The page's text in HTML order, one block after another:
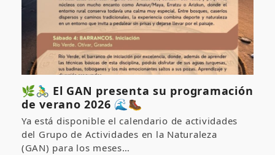
🌿🚴‍♂️ El GAN presenta su programación
de verano 2026 🌊🥾
Ya está disponible el calendario de actividades
del Grupo de Actividades en la Naturaleza
(GAN) para los meses…